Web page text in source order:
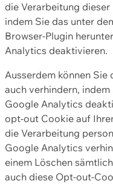
die Verarbeitung
indem Sie das unter
Browser-Plugin
Analytics deaktivieren.
Ausserdem können
auch verhindern,
Google Analytics
opt-out Cookie auf
die Verarbeitung
Google Analytics
einem Löschen
auch diese Opt-out-